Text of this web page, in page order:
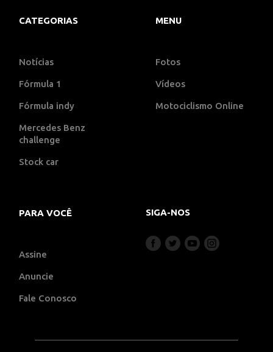
CATEGORIAS
Notícias
Fórmula 1
Fórmula indy
Mercedes Benz
challenge
Stock car
MENU
Fotos
Vídeos
Motociclismo Online
PARA VOCÊ
Assine
Anuncie
Fale Conosco
SIGA-NOS